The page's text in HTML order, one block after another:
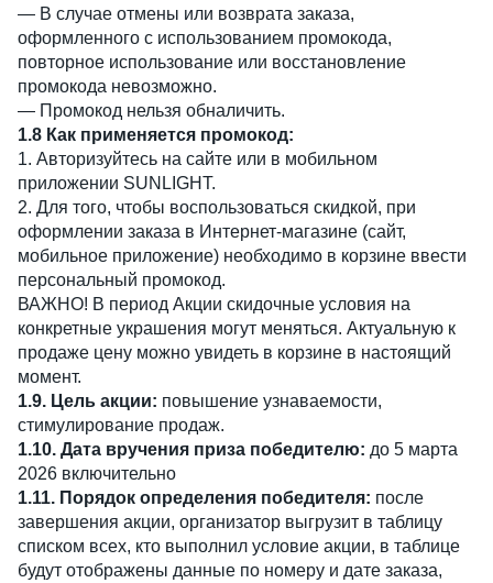
— В случае отмены или возврата заказа,
оформленного с использованием промокода,
повторное использование или восстановление
промокода невозможно.
— Промокод нельзя обналичить.
1.8 Как применяется промокод:
1. Авторизуйтесь на сайте или в мобильном
приложении SUNLIGHT.
2. Для того, чтобы воспользоваться скидкой, при
оформлении заказа в Интернет-магазине (сайт,
мобильное приложение) необходимо в корзине ввести
персональный промокод.
ВАЖНО! В период Акции скидочные условия на
конкретные украшения могут меняться. Актуальную к
продаже цену можно увидеть в корзине в настоящий
момент.
1.9. Цель акции: повышение узнаваемости,
стимулирование продаж.
1.10. Дата вручения приза победителю: до 5 марта
2026 включительно
1.11. Порядок определения победителя: после
завершения акции, организатор выгрузит в таблицу
списком всех, кто выполнил условие акции, в таблице
будут отображены данные по номеру и дате заказа,